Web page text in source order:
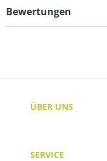
Bewertungen
ÜBER UNS
SERVICE